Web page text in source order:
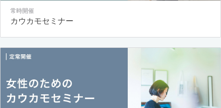
常時開催
カウカモセミナー